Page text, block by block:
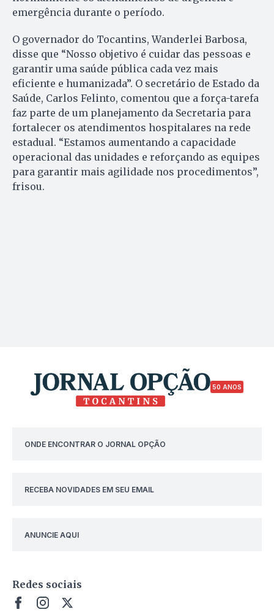
emergência durante o período.
O governador do Tocantins, Wanderlei Barbosa,
disse que “Nosso objetivo é cuidar das pessoas e
garantir uma saúde pública cada vez mais
eficiente e humanizada”. O secretário de Estado da
Saúde, Carlos Felinto, comentou que a força-tarefa
faz parte de um planejamento da Secretaria para
fortalecer os atendimentos hospitalares na rede
estadual. “Estamos aumentando a capacidade
operacional das unidades e reforçando as equipes
para garantir mais agilidade nos procedimentos”,
frisou.
50 ANOS
ONDE ENCONTRAR O JORNAL OPÇÃO
RECEBA NOVIDADES EM SEU EMAIL
ANUNCIE AQUI
Redes sociais